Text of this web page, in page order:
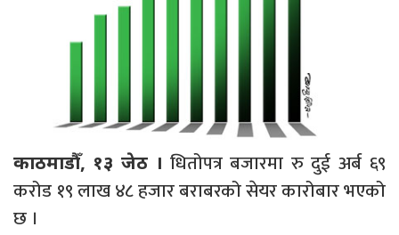
काठमाडौँ, १३ जेठ । धितोपत्र बजारमा रु दुई अर्ब ६९
करोड १९ लाख ४८ हजार बराबरको सेयर कारोबार भएको
छ ।